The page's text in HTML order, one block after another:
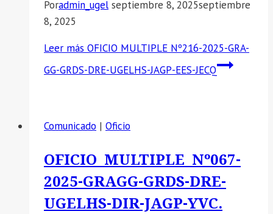
Poradmin_ugel septiembre 8, 2025septiembre
8, 2025
Leer más OFICIO MULTIPLE Nº216-2025-GRA-
GG-GRDS-DRE-UGELHS-JAGP-EES-JECQ
Comunicado | Oficio
OFICIO MULTIPLE Nº067-
2025-GRAGG-GRDS-DRE-
UGELHS-DIR-JAGP-YVC.